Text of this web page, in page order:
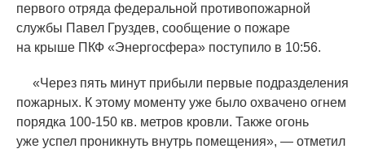
первого отряда федеральной противопожарной
службы Павел Груздев, сообщение о пожаре
на крыше ПКФ «Энергосфера» поступило в 10:56.
«Через пять минут прибыли первые подразделения
пожарных. К этому моменту уже было охвачено огнем
порядка 100-150 кв. метров кровли. Также огонь
уже успел проникнуть внутрь помещения», — отметил